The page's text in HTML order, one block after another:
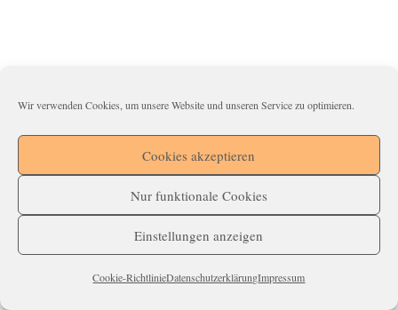
Wir verwenden Cookies, um unsere Website und unseren Service zu optimieren.
Cookies akzeptieren
Nur funktionale Cookies
Einstellungen anzeigen
Cookie-RichtlinieDatenschutzerklärungImpressum